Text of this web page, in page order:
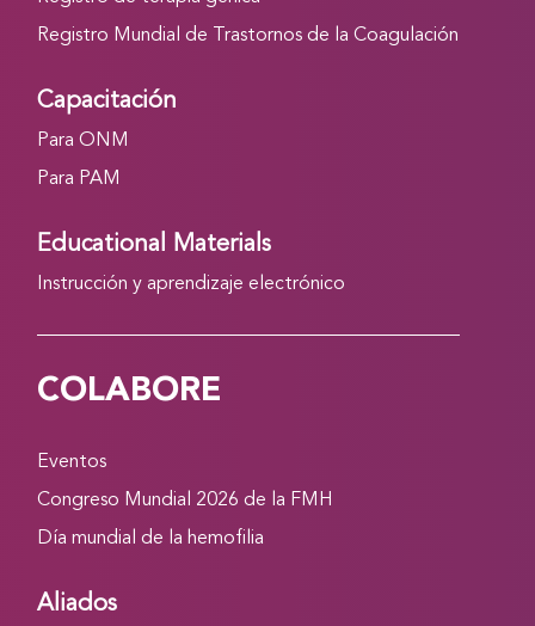
Registro Mundial de Trastornos de la Coagulación
Capacitación
Para ONM
Para PAM
Educational Materials
Instrucción y aprendizaje electrónico
COLABORE
Eventos
Congreso Mundial 2026 de la FMH
Día mundial de la hemofilia
Aliados